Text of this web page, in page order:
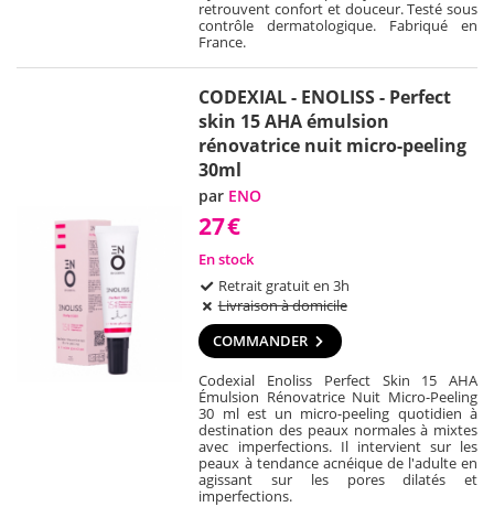
retrouvent confort et douceur. Testé sous
contrôle dermatologique. Fabriqué en
France.
CODEXIAL - ENOLISS - Perfect
skin 15 AHA émulsion
rénovatrice nuit micro-peeling
30ml
par ENO
27€
En stock
Retrait gratuit en 3h
Livraison à domicile
COMMANDER
Codexial Enoliss Perfect Skin 15 AHA
Émulsion Rénovatrice Nuit Micro-Peeling
30 ml est un micro-peeling quotidien à
destination des peaux normales à mixtes
avec imperfections. Il intervient sur les
peaux à tendance acnéique de l'adulte en
agissant sur les pores dilatés et
imperfections.